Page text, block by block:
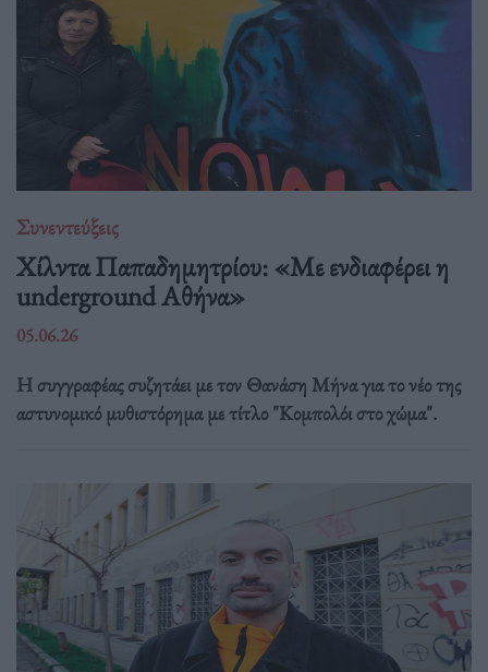
Συνεντεύξεις
Χίλντα Παπαδημητρίου: «Με ενδιαφέρει η
underground Αθήνα»
05.06.26
Η συγγραφέας συζητάει με τον Θανάση Μήνα για το νέο της
αστυνομικό μυθιστόρημα με τίτλο "Κομπολόι στο χώμα".